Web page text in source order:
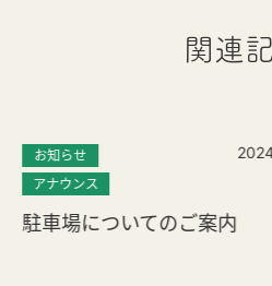
関連
お知らせ
アナウンス
駐車場についてのご案内